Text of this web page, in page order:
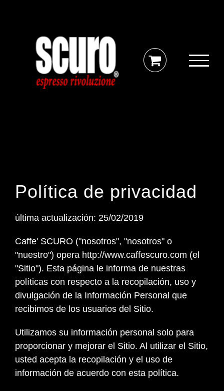
Política de privacidad
última actualización: 25/02/2019
Caffe' SCURO ("nosotros", "nosotros" o
"nuestro") opera http://www.caffescuro.com (el
"Sitio"). Esta página le informa de nuestras
políticas con respecto a la recopilación, uso y
divulgación de la Información Personal que
recibimos de los usuarios del Sitio.
Utilizamos su información personal solo para
proporcionar y mejorar el Sitio. Al utilizar el Sitio,
usted acepta la recopilación y el uso de
información de acuerdo con esta política.